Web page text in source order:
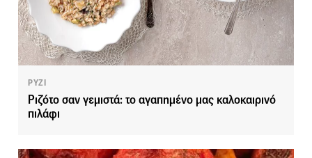
ΡΥΖΙ
Ριζότο σαν γεμιστά: το αγαπημένο μας καλοκαιρινό
πιλάφι